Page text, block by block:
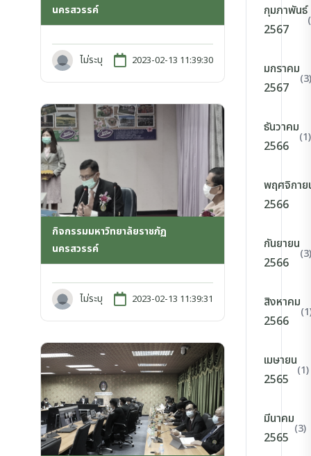
นครสวรรค์
ไม่ระบุ 2023-02-13 11:39:30
กิจกรรมมหาวิทยาลัยราชภัฏ
นครสวรรค์
ไม่ระบุ 2023-02-13 11:39:31
กุมภาพันธ์
2567
มกราคม
2567
(3)
ธันวาคม
2566
(1)
พฤศจิกาย
2566
กันยายน
2566
(3)
สิงหาคม
2566
เมษายน
2565
(1)
มีนาคม
2565
(3)